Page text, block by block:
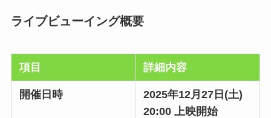
ライブビューイング概要
項目 詳細内容
開催日時
2025年12月27日(土)
20:00 上映開始